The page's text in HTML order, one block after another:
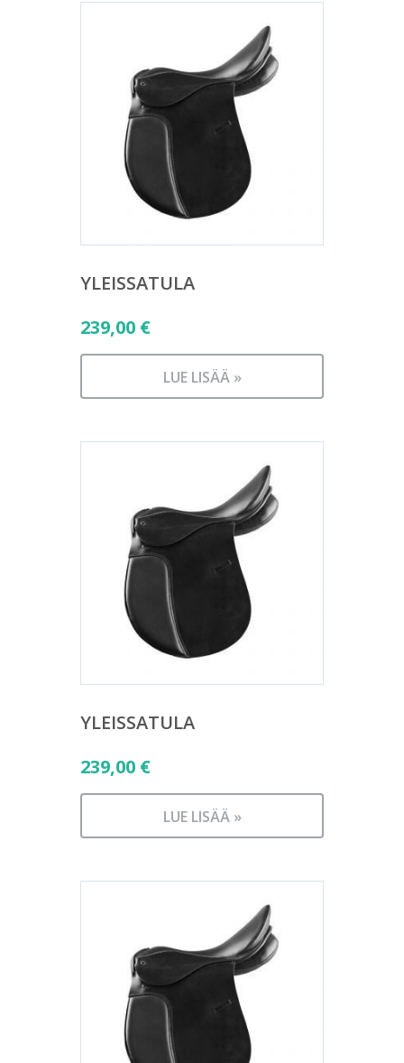
YLEISSATULA
239,00 €
LUE LISÄÄ »
YLEISSATULA
239,00 €
LUE LISÄÄ »